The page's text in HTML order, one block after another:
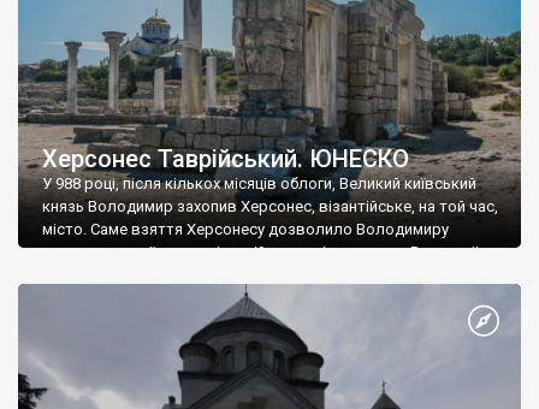
Херсонес Таврійський. ЮНЕСКО
У 988 році, після кількох місяців облоги, Великий київський
князь Володимир захопив Херсонес, візантійське, на той час,
місто. Саме взяття Херсонесу дозволило Володимиру
диктувати свої умови візантійському імператору Василю ІІ, та
Херсонесі Володимир-язичник, став Василем-християнином.
А потім було Хрещення Русі. На честь Херсонесу Таврійського